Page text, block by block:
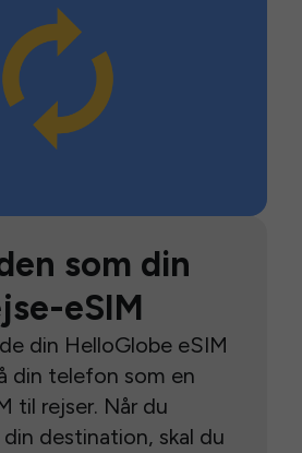
som din
eSIM
din HelloGlobe eSIM
din telefon som en
til rejser. Når du
destination, skal du